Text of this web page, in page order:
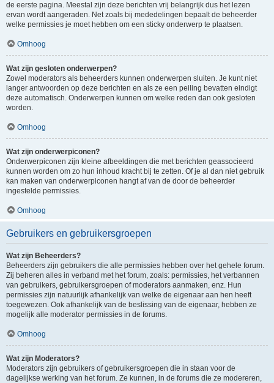
de eerste pagina. Meestal zijn deze berichten vrij belangrijk dus het lezen
ervan wordt aangeraden. Net zoals bij mededelingen bepaalt de beheerder
welke permissies je moet hebben om een sticky onderwerp te plaatsen.
Omhoog
Wat zijn gesloten onderwerpen?
Zowel moderators als beheerders kunnen onderwerpen sluiten. Je kunt niet
langer antwoorden op deze berichten en als ze een peiling bevatten eindigt
deze automatisch. Onderwerpen kunnen om welke reden dan ook gesloten
worden.
Omhoog
Wat zijn onderwerpiconen?
Onderwerpiconen zijn kleine afbeeldingen die met berichten geassocieerd
kunnen worden om zo hun inhoud kracht bij te zetten. Of je al dan niet gebruik
kan maken van onderwerpiconen hangt af van de door de beheerder
ingestelde permissies.
Omhoog
Gebruikers en gebruikersgroepen
Wat zijn Beheerders?
Beheerders zijn gebruikers die alle permissies hebben over het gehele forum.
Zij beheren alles in verband met het forum, zoals: permissies, het verbannen
van gebruikers, gebruikersgroepen of moderators aanmaken, enz. Hun
permissies zijn natuurlijk afhankelijk van welke de eigenaar aan hen heeft
toegewezen. Ook afhankelijk van de beslissing van de eigenaar, hebben ze
mogelijk alle moderator permissies in de forums.
Omhoog
Wat zijn Moderators?
Moderators zijn gebruikers of gebruikersgroepen die in staan voor de
dagelijkse werking van het forum. Ze kunnen, in de forums die ze modereren,